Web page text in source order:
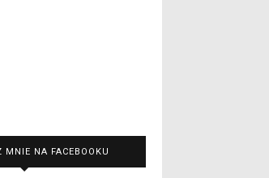
NA FACEBOOKU